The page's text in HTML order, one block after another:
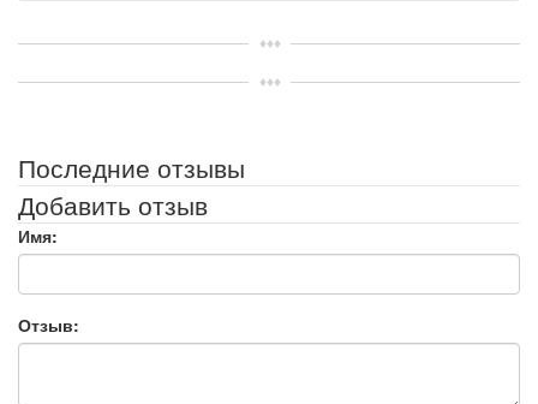
Последние отзывы
Добавить отзыв
Имя:
Отзыв: